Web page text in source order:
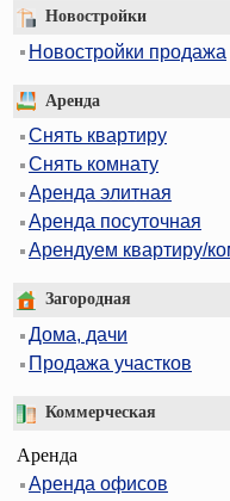
Новостройки
Новостройки продажа
Аренда
Снять квартиру
Снять комнату
Аренда элитная
Аренда посуточная
Арендуем квартиру/
Загородная
Дома, дачи
Продажа участков
Коммерческая
Аренда
Аренда офисов